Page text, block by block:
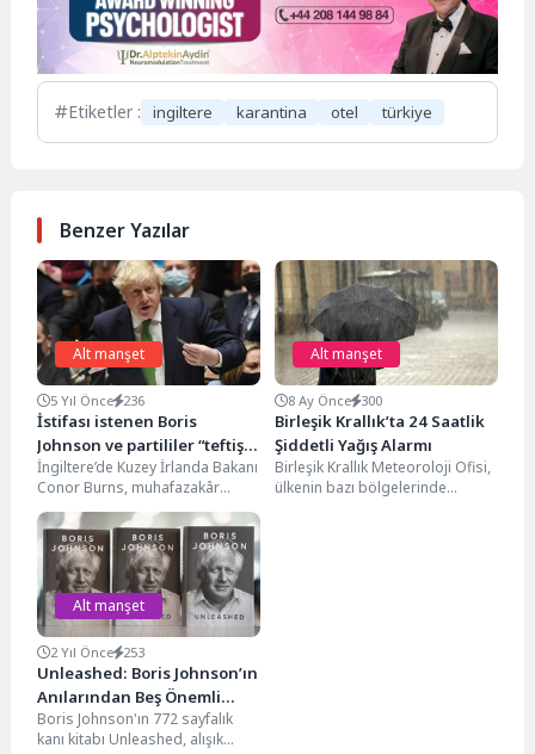
Etiketler : ingiltere karantina otel türkiye
Benzer Yazılar
Alt manşet
5 Yıl Önce 236
İstifası istenen Boris
Johnson ve partililer “teftiş
raporunu” bekliyor
İngiltere’de Kuzey İrlanda Bakanı
Conor Burns, muhafazakâr
milletvekillerinin "geri adım
atmaya" ve Boris Johnson'a
karşı...
Alt manşet
8 Ay Önce 300
Birleşik Krallık’ta 24 Saatlik
Şiddetli Yağış Alarmı
Birleşik Krallık Meteoroloji Ofisi,
ülkenin bazı bölgelerinde
Alt manşet
2 Yıl Önce 253
Unleashed: Boris Johnson’ın
Anılarından Beş Önemli
Ders
Boris Johnson'ın 772 sayfalık
kanı kitabı Unleashed, alışık